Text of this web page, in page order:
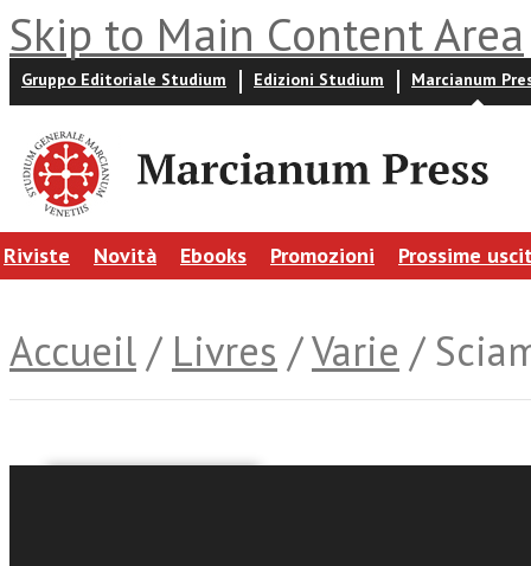
Skip to Main Content Area
Gruppo Editoriale Studium Edizioni Studium Marcianum
Riviste Novità Ebooks Promozioni Prossime
Accueil / Livres /Varie /